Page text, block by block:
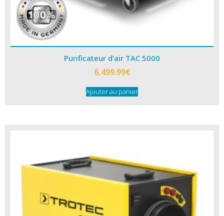
Purificateur d’air TAC 5000
6,499.99€
Ajouter au panier